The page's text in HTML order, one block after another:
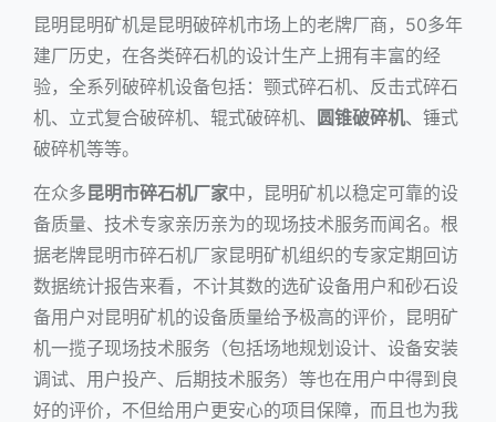
昆明 昆明矿机是昆明破碎机市场上的老牌厂商，50多年
建厂历史，在各类碎石机的设计生产上拥有丰富的经
验，全系列破碎机设备包括：颚式碎石机、反击式碎石
机、 立式复合破碎机、辊式破碎机、 圆锥破碎机、 锤式
破碎机等等。
在众多昆明市碎石机厂家中，昆明矿机以稳定可靠的设
备质量、技术专家亲历亲为的现场技术服务而闻名。根
据老牌昆明市碎石机厂家昆明矿机组织的专家定期回访
数据统计报告来看，不计其数的选矿设备用户和砂石设
备用户对昆明矿机的设备质量给予极高的评价，昆明矿
机一揽子现场技术服务（包括场地规划设计、设备安装
调试、用户投产、后期技术服务）等也在用户中得到良
好的评价，不但给用户更安心的项目保障，而且也为我